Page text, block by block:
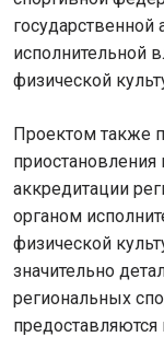
исполнительной
физической
Проектом также
приостановления
аккредитации
органом
физической
значительно
региональных
предоставляются